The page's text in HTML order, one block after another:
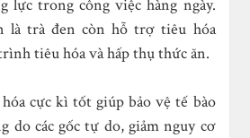
lực trong công việc hàng ngày.
là trà đen còn hỗ trợ tiêu hóa
tiêu hóa và hấp thụ thức ăn.
cực kì tốt giúp bảo vệ tế bào
do các gốc tự do, giảm nguy cơ